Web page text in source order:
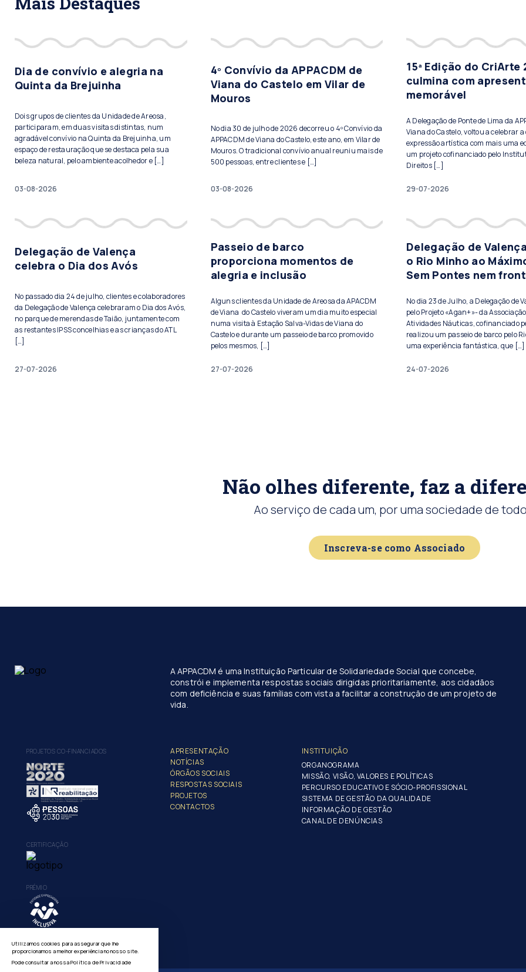
Dia de convívio e alegria na
Quinta da Brejuinha
Dois grupos de clientes da Unidade de Areosa,
participaram, em duas visitas distintas, num
agradável convívio na Quinta da Brejuinha, um
espaço de restauração que se destaca pela sua
beleza natural, pelo ambiente acolhedor e […]
03-08-2026
4º Convívio da APPACDM de
Viana do Castelo em Vilar de
Mouros
No dia 30 de julho de 2026 decorreu o 4º Convívio da
APPACDM de Viana do Castelo, este ano, em Vilar de
Mouros. O tradicional convívio anual reuniu mais de
500 pessoas, entre clientes e […]
03-08-2026
15ª Edição do CriArte
culmina com
memorável
A Delegação de Ponte de Lima da
Viana do Castelo, voltou a celebrar
expressão artística com mais uma
um projeto cofinanciado pelo
Direitos […]
29-07-2026
Delegação de Valença
celebra o Dia dos Avós
No passado dia 24 de julho, clientes e colaboradores
da Delegação de Valença celebraram o Dia dos Avós,
no parque de merendas de Taião, juntamente com
as restantes IPSS concelhias e as crianças do ATL
[…]
27-07-2026
Passeio de barco
proporciona momentos de
alegria e inclusão
Alguns clientes da Unidade de Areosa da APACDM
de Viana do Castelo viveram um dia muito especial
numa visita à Estação Salva-Vidas de Viana do
Castelo e durante um passeio de barco promovido
pelos mesmos, […]
27-07-2026
Delegação de
o Rio Minho ao
Sem Pontes nem
No dia 23 de Julho, a Delegação de
pelo Projeto «Agan+»- da
Atividades Náuticas, cofinanciado
realizou um passeio de barco pelo
uma experiência fantástica, que […]
24-07-2026
Não olhes diferente, faz a
Ao serviço de cada um, por uma sociedade de
Inscreva-se como Associado
A APPACDM é uma Instituição Particular de Solidariedade Social que concebe,
constrói e implementa respostas sociais dirigidas prioritariamente, aos cidadãos
com deficiência e suas famílias com vista a facilitar a construção de um projeto de
vida.
PROJETOS CO-FINANCIADOS
CERTIFICAÇÃO
PRÉMIO
APRESENTAÇÃO
NOTÍCIAS
ÓRGÃOS SOCIAIS
RESPOSTAS SOCIAIS
PROJETOS
CONTACTOS
INSTITUIÇÃO
ORGANOGRAMA
MISSÃO, VISÃO, VALORES E POLÍTICAS
PERCURSO EDUCATIVO E SÓCIO-PROFISSIONAL
SISTEMA DE GESTÃO DA QUALIDADE
INFORMAÇÃO DE GESTÃO
CANAL DE DENÚNCIAS
Utilizamos cookies para assegurar que lhe
proporcionamos a melhor experiência no nosso site.
Pode consultar a nossaPolítica de Privacidade